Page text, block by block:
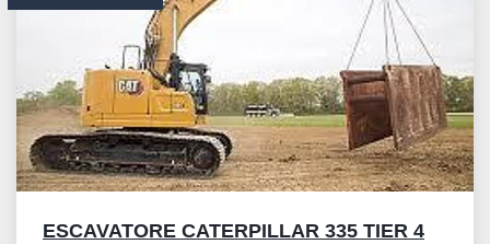
ESCAVATORE CATERPILLAR 335 TIER 4